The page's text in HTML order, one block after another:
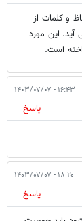
و کلمات از
آید. این مورد
است.
۱۶:۴۳ - ۱۴۰۳/۰۷/۰۷
پاسخ
۱۸:۲۰ - ۱۴۰۳/۰۷/۰۷
پاسخ